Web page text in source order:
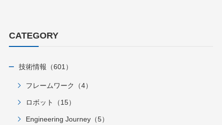
CATEGORY
技術情報（601）
フレームワーク（4）
ロボット（15）
Engineering Journey（5）